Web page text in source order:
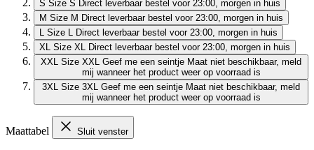
S Size S Direct leverbaar bestel voor 23:00, morgen in huis
M Size M Direct leverbaar bestel voor 23:00, morgen in huis
Size L Direct leverbaar bestel voor 23:00, morgen in huis
XL
Size XL Direct leverbaar bestel voor 23:00, morgen in huis
XXL
Size XXL Geef me een seintje Maat niet beschikbaar, meld
mij wanneer het product weer op voorraad is
3XL
Size 3XL Geef me een seintje Maat niet beschikbaar, meld
mij wanneer het product weer op voorraad is
Maattabel Sluit venster